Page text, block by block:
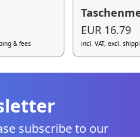
& fees
EUR 16.79
incl. VAT, excl.
subscribe to our